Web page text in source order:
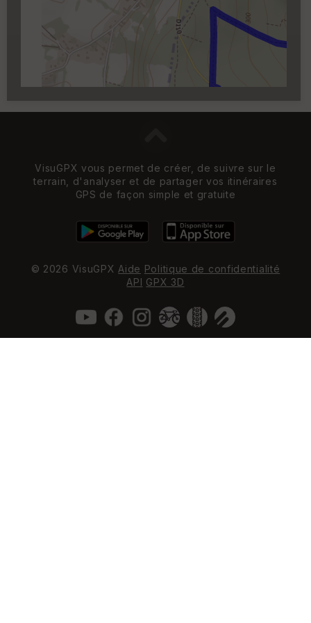
(1km à partir du niveau de
VisuGPX vous permet de créer, de suivre sur le
terrain, d'analyser et de partager vos itinéraires
GPS de façon simple et gratuite
© 2026 VisuGPX Aide Politique de confidentialité
API GPX 3D